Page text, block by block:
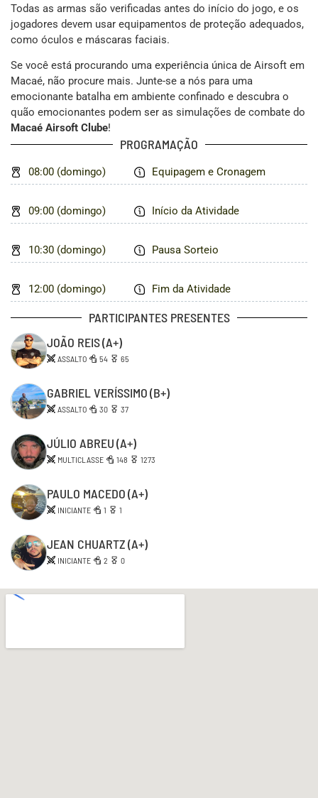
Todas as armas são verificadas antes do início do jogo, e os
jogadores devem usar equipamentos de proteção adequados,
como óculos e máscaras faciais.
Se você está procurando uma experiência única de Airsoft em
Macaé, não procure mais. Junte-se a nós para uma
emocionante batalha em ambiente confinado e descubra o
quão emocionantes podem ser as simulações de combate do
Macaé Airsoft Clube!
PROGRAMAÇÃO
08:00 (domingo) Equipagem e Cronagem
09:00 (domingo) Início da Atividade
10:30 (domingo) Pausa Sorteio
12:00 (domingo) Fim da Atividade
PARTICIPANTES PRESENTES
JOÃO REIS(A+)
ASSALTO 54 65
GABRIEL VERÍSSIMO(B+)
ASSALTO 30 37
JÚLIO ABREU(A+)
MULTICLASSE 148 1273
PAULO MACEDO(A+)
INICIANTE 1 1
JEAN CHUARTZ(A+)
INICIANTE 2 0